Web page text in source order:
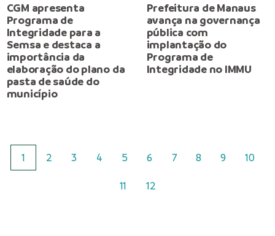
CGM apresenta
Programa de
Integridade para a
Semsa e destaca a
importância da
elaboração do plano da
pasta de saúde do
município
Prefeitura de Manaus
avança na governança
pública com
implantação do
Programa de
Integridade no IMMU
1 2 3 4 5 6 7 8 9 10
11 12